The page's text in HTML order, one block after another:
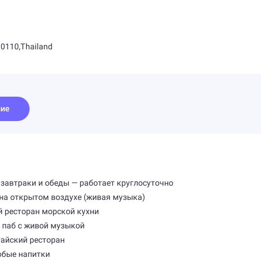
и обеды — работает круглосуточно
открытом воздухе (живая музыка)
морской кухни
паб с живой музыкой
ресторан
напитки